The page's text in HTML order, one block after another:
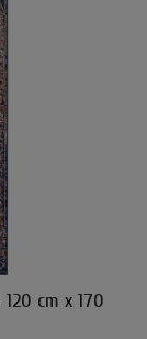
cm x 170